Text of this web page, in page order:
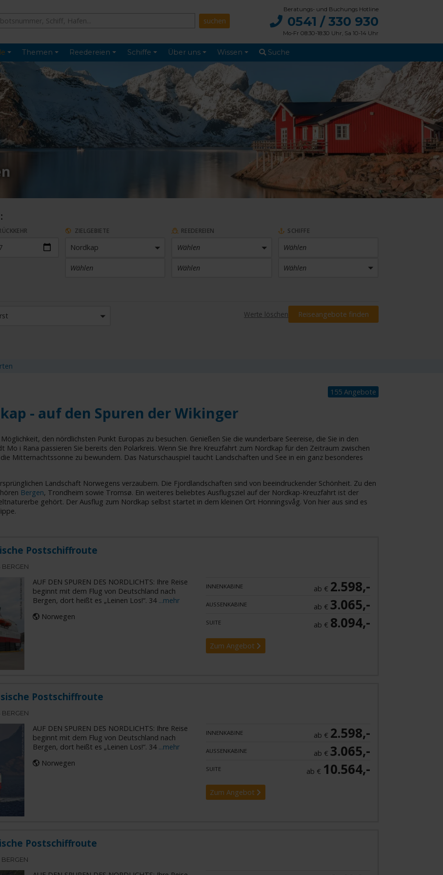
Beratungs- und Buchungs Hotline
0541 / 330 930
Mo-Fr 08:30-18:30 Uhr, Sa 10-14 Uhr
Themen Reedereien Schiffe Über uns Wissen Suche
ZIELGEBIETE
Nordkap
Wählen
REEDEREIEN
Wählen
Wählen
SCHIFFE
Wählen
Wählen
PREIS
Werte löschen Reiseangebote finden
155 Angebote
- auf den Spuren der Wikinger
den nördlichsten Punkt Europas zu besuchen. Genießen Sie die wunderbare Seereise, die Sie in den
i Rana passieren Sie bereits den Polarkreis. Wenn Sie Ihre Kreuzfahrt zum Nordkap für den Zeitraum zwischen
Mitternachtssonne zu bewundern. Das Naturschauspiel taucht Landschaften und See in ein ganz besonderes
Landschaft Norwegens verzaubern. Die Fjordlandschaften sind von beeindruckender Schönheit. Zu den
Bergen, Trondheim sowie Tromsø. Ein weiteres beliebtes Ausflugsziel auf der Nordkap-Kreuzfahrt ist der
gehört. Der Ausflug zum Nordkap selbst startet in dem kleinen Ort Honningsvåg. Von hier aus sind es
Postschiffroute
AUF DEN SPUREN DES NORDLICHTS: Ihre Reise
beginnt mit dem Flug von Deutschland nach
Bergen, dort heißt es „Leinen Los!“. 34 ...mehr
Norwegen
INNENKABINE ab € 2.598,-
AUSSENKABINE ab €3.065,-
SUITE ab € 8.094,-
Zum Angebot
Postschiffroute
AUF DEN SPUREN DES NORDLICHTS: Ihre Reise
beginnt mit dem Flug von Deutschland nach
Bergen, dort heißt es „Leinen Los!“. 34 ...mehr
Norwegen
INNENKABINE ab € 2.598,-
AUSSENKABINE ab €3.065,-
SUITE ab € 10.564,-
Zum Angebot
Postschiffroute